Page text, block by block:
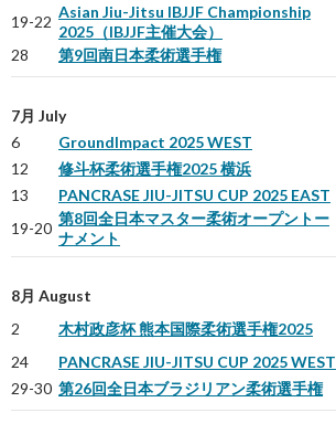
19-22
Asian Jiu-Jitsu IBJJF Championship
2025（IBJJF主催大会）
28
第9回南日本柔術選手権
7月 July
6
GroundImpact 2025 WEST
12
修斗杯柔術選手権2025 横浜
13
PANCRASE JIU-JITSU CUP 2025 EAST
19-20
第8回全日本マスター柔術オープントー
ナメント
8月 August
2
木村政彦杯 熊本国際柔術選手権2025
24
PANCRASE JIU-JITSU CUP 2025 WEST
29-30 第26回全日本ブラジリアン柔術選手権